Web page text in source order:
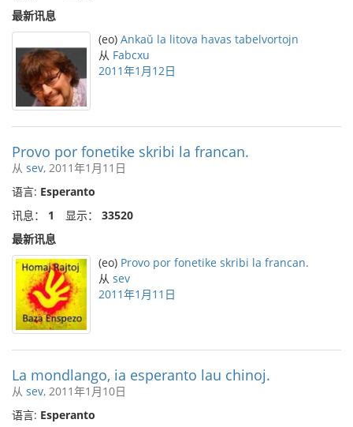
最新讯息
(eo) Ankaŭ la litova havas tabelvortojn
从 Fabcxu
2011年1月12日
Provo por fonetike skribi la francan.
从 sev, 2011年1月11日
语言: Esperanto
讯息： 1 显示： 33520
最新讯息
(eo) Provo por fonetike skribi la francan.
从 sev
2011年1月11日
La mondlango, ia esperanto lau chinoj.
从 sev, 2011年1月10日
语言: Esperanto